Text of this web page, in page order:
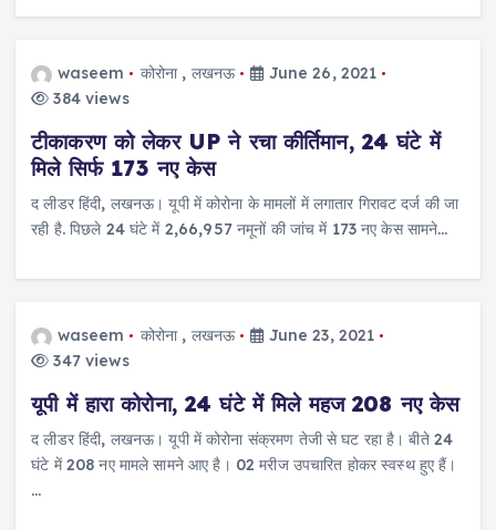
waseem कोरोना, लखनऊ
June 26, 2021
384 views
टीकाकरण को लेकर UP ने रचा कीर्तिमान, 24 घंटे में
मिले सिर्फ 173 नए केस
द लीडर हिंदी, लखनऊ। यूपी में कोरोना के मामलों में लगातार गिरावट दर्ज की जा
रही है. पिछले 24 घंटे में 2,66,957 नमूनों की जांच में 173 नए केस सामने…
waseem कोरोना, लखनऊ
June 23, 2021
347 views
यूपी में हारा कोरोना, 24 घंटे में मिले महज 208 नए केस
द लीडर हिंदी, लखनऊ। यूपी में कोरोना संक्रमण तेजी से घट रहा है। बीते 24
घंटे में 208 नए मामले सामने आए है। 02 मरीज उपचारित होकर स्वस्थ हुए हैं।
…